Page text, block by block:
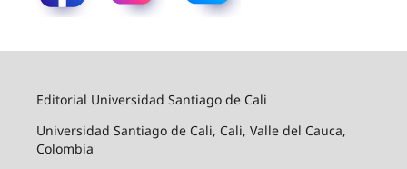
Editorial Universidad Santiago de Cali
Universidad Santiago de Cali, Cali, Valle del Cauca,
Colombia